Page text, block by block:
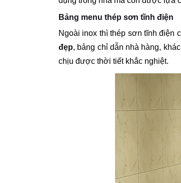
Bảng menu thép sơn tĩnh điện
Ngoài inox thì thép sơn tĩnh điện
đẹp, bảng chỉ dẫn nhà hàng,
chịu được thời tiết khắc nghiệt.